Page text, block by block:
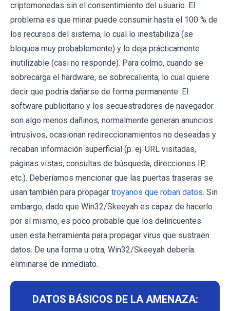
criptomonedas sin el consentimiento del usuario. El
problema es que minar puede consumir hasta el 100 % de
los recursos del sistema, lo cual lo inestabiliza (se
bloquea muy probablemente) y lo deja prácticamente
inutilizable (casi no responde). Para colmo, cuando se
sobrecarga el hardware, se sobrecalienta, lo cual quiere
decir que podría dañarse de forma permanente. El
software publicitario y los secuestradores de navegador
son algo menos dañinos, normalmente generan anuncios
intrusivos, ocasionan redireccionamientos no deseadas y
recaban información superficial (p. ej. URL visitadas,
páginas vistas, consultas de búsqueda, direcciones IP,
etc.). Deberíamos mencionar que las puertas traseras se
usan también para propagar troyanos que roban datos. Sin
embargo, dado que Win32/Skeeyah es capaz de hacerlo
por sí mismo, es poco probable que los delincuentes
usen esta herramienta para propagar virus que sustraen
datos. De una forma u otra, Win32/Skeeyah debería
eliminarse de inmediato.
DATOS BÁSICOS DE LA AMENAZA: